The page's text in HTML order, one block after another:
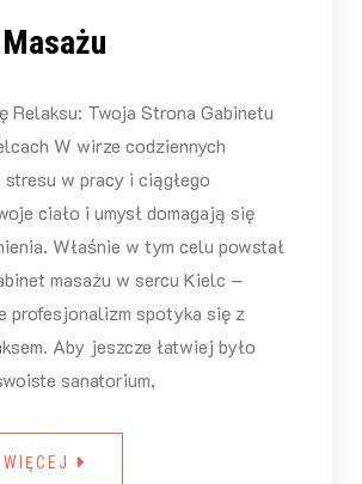
Relaksu: Twoja Strona Gabinetu
W wirze codziennych
w pracy i ciągłego
ciało i umysł domagają się
Właśnie w tym celu powstał
masażu w sercu Kielc –
profesjonalizm spotyka się z
Aby jeszcze łatwiej było
sanatorium,